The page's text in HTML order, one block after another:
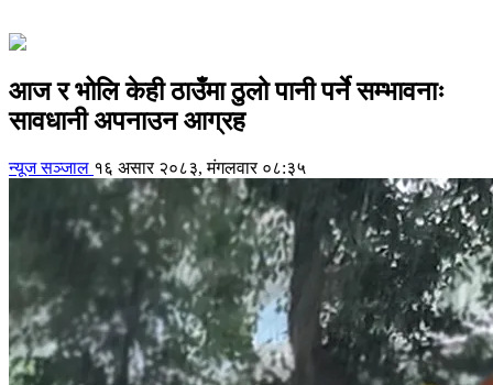
आज र भोलि केही ठाउँमा ठुलो पानी पर्ने सम्भावनाः
सावधानी अपनाउन आग्रह
न्यूज सञ्जाल १६ असार २०८३, मंगलवार ०८:३५